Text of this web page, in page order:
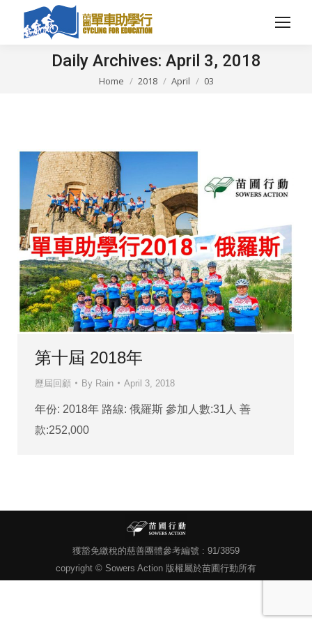
Daily Archives: April 3, 2018
You are here:
Home 2018 April 03
第十屆 2018年
歷屆回顧 By Rain April 3, 2018
年份: 2018年 路線: 俄羅斯 參加人數:31人 善
款:252,000
獲豁免繳稅的慈善團體參考編號 : 91/3859
copyright © Sowers Action 版權屬於苗圃行動所有